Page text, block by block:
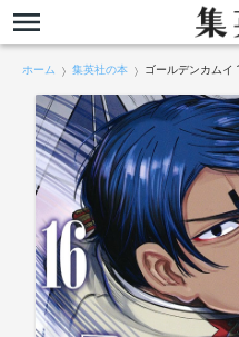
ホーム 集英社の本 ゴールデンカムイ